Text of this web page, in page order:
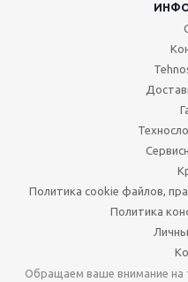
Политика cookie файлов,
Политика
Обращаем ваше внимание на